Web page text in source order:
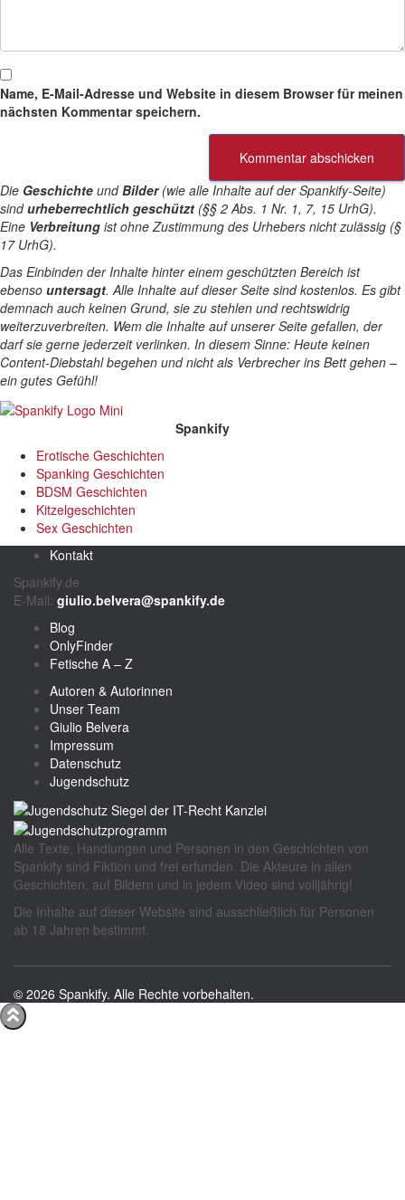
Name, E-Mail-Adresse und Website in diesem Browser für meinen
nächsten Kommentar speichern.
Die Geschichte undBilder(wie alle Inhalte auf der Spankify-Seite)
sind urheberrechtlich geschützt (§§ 2 Abs. 1 Nr. 1, 7, 15 UrhG).
Eine Verbreitung ist ohne Zustimmung des Urhebers nicht zulässig (§
17 UrhG).
Das Einbinden der Inhalte hinter einem geschützten Bereich ist
ebenso untersagt. Alle Inhalte auf dieser Seite sind kostenlos. Es gibt
demnach auch keinen Grund, sie zu stehlen und rechtswidrig
weiterzuverbreiten. Wem die Inhalte auf unserer Seite gefallen, der
darf sie gerne jederzeit verlinken. In diesem Sinne: Heute keinen
Content-Diebstahl begehen und nicht als Verbrecher ins Bett gehen –
ein gutes Gefühl!
Spankify
Erotische Geschichten
Spanking Geschichten
BDSM Geschichten
Kitzelgeschichten
Sex Geschichten
Kontakt
Spankify.de
E-Mail: giulio.belvera@spankify.de
Blog
OnlyFinder
Fetische A – Z
Autoren & Autorinnen
Unser Team
Giulio Belvera
Impressum
Datenschutz
Jugendschutz
Alle Texte, Handlungen und Personen in den Geschichten von
Spankify sind Fiktion und frei erfunden. Die Akteure in allen
Geschichten, auf Bildern und in jedem Video sind volljährig!
Die Inhalte auf dieser Website sind ausschließlich für Personen
ab 18 Jahren bestimmt.
© 2026 Spankify. Alle Rechte vorbehalten.